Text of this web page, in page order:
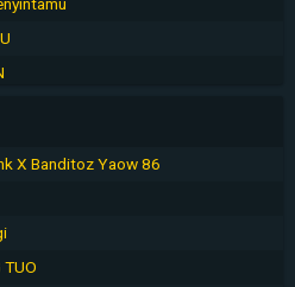
X Banditoz Yaow 86
TUO